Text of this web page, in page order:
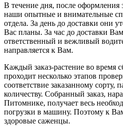
В течение дня, после оформления
наши опытные и внимательные
отдела. За день до доставки они
Вас планы. За час до доставки
ответственный и вежливый
направляется к Вам.
Каждый заказ-растение во время
проходит несколько этапов
соответствие заказанному сорту,
количеству. Собранный заказ,
Питомнике, получает весь
погрузки в машину. Поэтому к
здоровые саженцы.